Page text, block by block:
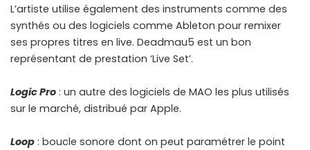
L’artiste utilise également des instruments comme des
synthés ou des logiciels comme Ableton pour remixer
ses propres titres en live. Deadmau5 est un bon
représentant de prestation ‘Live Set’.
Logic Pro : un autre des logiciels de MAO les plus utilisés
sur le marché, distribué par Apple.
Loop : boucle sonore dont on peut paramétrer le point